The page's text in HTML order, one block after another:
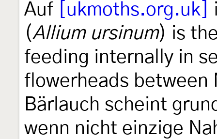
Auf [ukmoths.org.uk]
(Allium ursinum) is
feeding internally in
flowerheads between
Bärlauch scheint
wenn nicht einzige